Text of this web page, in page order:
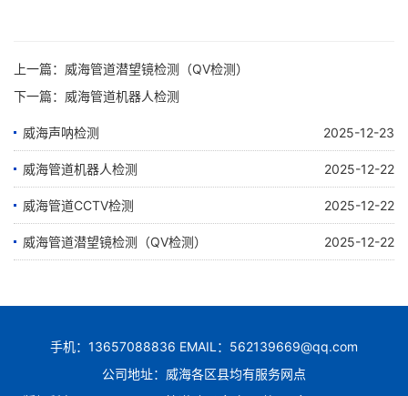
上一篇： 威海管道潜望镜检测（QV检测）
下一篇： 威海管道机器人检测
威海声呐检测 2025-12-23
威海管道机器人检测 2025-12-22
威海管道CCTV检测 2025-12-22
威海管道潜望镜检测（QV检测） 2025-12-22
手机：13657088836 EMAIL：562139669@qq.com
公司地址：威海各区县均有服务网点